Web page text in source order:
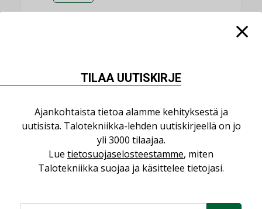
”Asiakkaat hakevat kumppaneita, jotka
yhdistävät useita teknisiä osaamisalueita
AJANKOHTAISTA
Sähköistyminen kasvaa voimakkaasti:
”Tulevat kilpailuedut syntyvät, kun
erilliset teknologiat tuodaan yhteen”
TILAAJILLE
Puutteellinen eristys lisää lämpöhäviöitä
TILAA UUTISKIRJE
Ajankohtaista tietoa alamme kehityksestä ja
uutisista. Talotekniikka-lehden uutiskirjeellä on jo
yli 3000 tilaajaa.
Lue tietosuojaselosteestamme, miten
Talotekniikka suojaa ja käsittelee tietojasi.